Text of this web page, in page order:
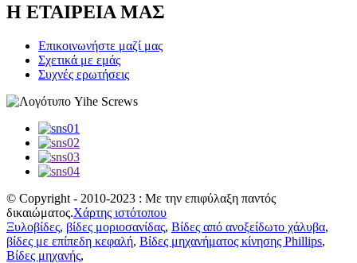
Η ΕΤΑΙΡΕΙΑ ΜΑΣ
Επικοινωνήστε μαζί μας
Σχετικά με εμάς
Συχνές ερωτήσεις
© Copyright - 2010-2023 : Με την επιφύλαξη παντός
δικαιώματος.Χάρτης ιστότοπου
Ξυλοβίδες, βίδες μοριοσανίδας, Βίδες από ανοξείδωτο χάλυβα,
βίδες με επίπεδη κεφαλή, Βίδες μηχανήματος κίνησης Phillips,
Βίδες μηχανής,